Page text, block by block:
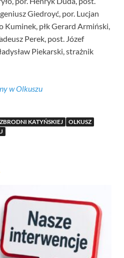
Giedroyć, por. Lucjan
płk Gerard Armiński,
Perek, post. Józef
Piekarski, strażnik
w Olkuszu
KATYŃSKIEJ
OLKUSZ